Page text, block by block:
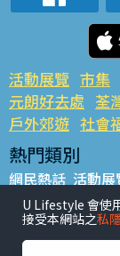
活動展覽 市集
元朗好去處 荃
戶外郊遊 社會
熱門類別
網民熱話 活動展
銅鑼灣好去處 元
餐廳情報 戶外郊
U Lifestyle 會使
接受本網站之私